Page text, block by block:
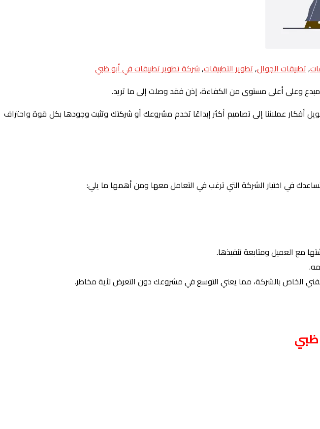
,تطبيقات الجوال,تطوير التطبيقات,شركة تطوير تطبيقات في أبو ظبي
وعلى أعلى مستوى من الكفاءة، إذن فقد وصلت إلى ما تريد.
أفكار عملائنا إلى تصاميم أكثر إبداعًا تخدم مشروعك أو شركتك وتثبت وجودها بكل قوة واحتراف
تساعدك في اختيار الشركة التي ترغب في التعامل معها ومن أهمها ما يلي:
مع العميل ومتابعة تنفيذها.
الخاص بالشركة، مما يعني التوسع في مشروعك دون التعرض لأية مخاطر.
ظبي